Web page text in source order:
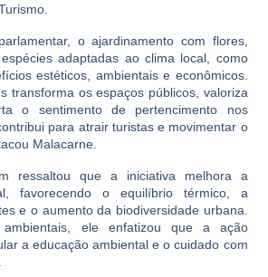
o ajardinamento com flores,
adaptadas ao clima local, como
estéticos, ambientais e econômicos.
transforma os espaços públicos, valoriza
o sentimento de pertencimento nos
para atrair turistas e movimentar o
Malacarne.
ressaltou que a iniciativa melhora a
favorecendo o equilíbrio térmico, a
e o aumento da biodiversidade urbana.
ele enfatizou que a ação
a educação ambiental e o cuidado com